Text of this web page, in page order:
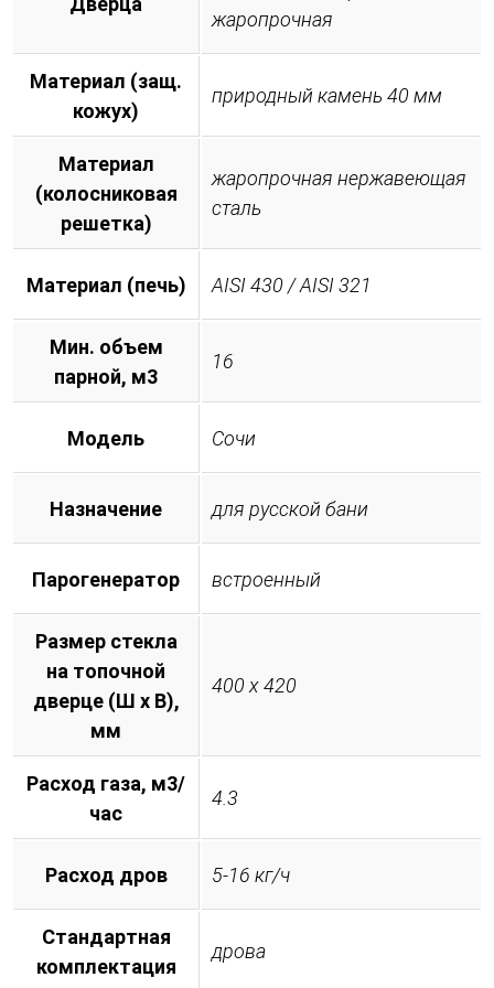
жаропрочная
Материал (защ.
кожух)
природный камень 40 мм
Материал
(колосниковая
решетка)
жаропрочная нержавеющая
сталь
Материал (печь) AISI 430 / AISI 321
Мин. объем
парной, м3
16
Модель Сочи
Назначение для русской бани
Парогенератор встроенный
Размер стекла
на топочной
дверце (Ш х В),
мм
400 х 420
Расход газа, м3/
час
4.3
Расход дров 5-16 кг/ч
Стандартная
комплектация
дрова